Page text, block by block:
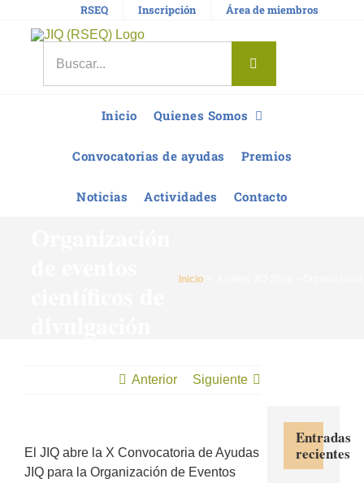
RSEQ Inscripción Área de miembros
Inicio Quienes Somos
Convocatorias de ayudas Premios
Noticias Actividades Contacto
2026 –
semestre)
Inicio
Anterior Siguiente
El JIQ abre la X Convocatoria de Ayudas
JIQ para la Organización de Eventos
Entradas
recientes